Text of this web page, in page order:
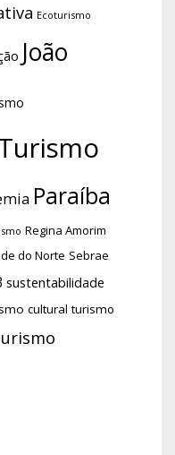
Ecoturismo
João
Paraíba
Regina Amorim
do Norte Sebrae
sustentabilidade
cultural turismo